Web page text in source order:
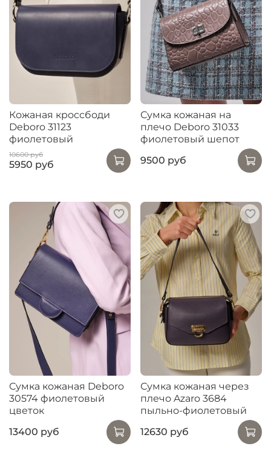
Кожаная кроссбоди
Deboro 31123
фиолетовый
10600 руб
5950 руб
Сумка кожаная на
плечо Deboro 31033
фиолетовый шепот
9500 руб
Сумка кожаная Deboro
30574 фиолетовый
цветок
13400 руб
Сумка кожаная через
плечо Azaro 3684
пыльно-фиолетовый
12630 руб